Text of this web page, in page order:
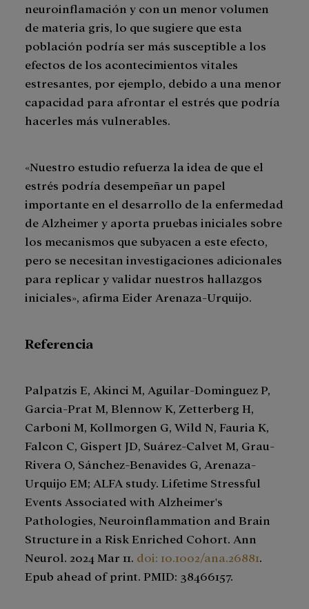
neuroinflamación y con un menor volumen
de materia gris, lo que sugiere que esta
población podría ser más susceptible a los
efectos de los acontecimientos vitales
estresantes, por ejemplo, debido a una menor
capacidad para afrontar el estrés que podría
hacerles más vulnerables.
«Nuestro estudio refuerza la idea de que el
estrés podría desempeñar un papel
importante en el desarrollo de la enfermedad
de Alzheimer y aporta pruebas iniciales sobre
los mecanismos que subyacen a este efecto,
pero se necesitan investigaciones adicionales
para replicar y validar nuestros hallazgos
iniciales», afirma Eider Arenaza-Urquijo.
Referencia
Palpatzis E, Akinci M, Aguilar-Dominguez P,
Garcia-Prat M, Blennow K, Zetterberg H,
Carboni M, Kollmorgen G, Wild N, Fauria K,
Falcon C, Gispert JD, Suárez-Calvet M, Grau-
Rivera O, Sánchez-Benavides G, Arenaza-
Urquijo EM; ALFA study. Lifetime Stressful
Events Associated with Alzheimer's
Pathologies, Neuroinflammation and Brain
Structure in a Risk Enriched Cohort. Ann
Neurol. 2024 Mar 11. doi: 10.1002/ana.26881.
Epub ahead of print. PMID: 38466157.